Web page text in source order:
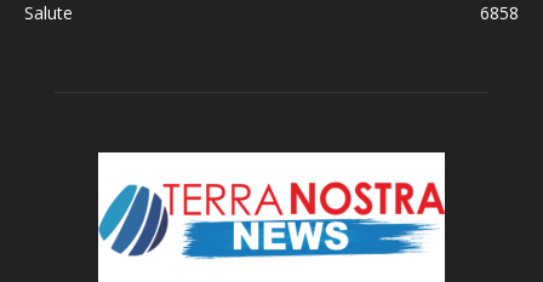
Salute
6858